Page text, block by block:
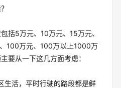
括5万元、10万元、15万元、
100万元、100万以上1000万
要从一下这几方面考虑：
生活，平时行驶的路段都是鲜